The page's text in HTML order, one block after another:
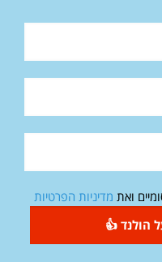
ואת מדיניות הפרטיות
הולנד 👍